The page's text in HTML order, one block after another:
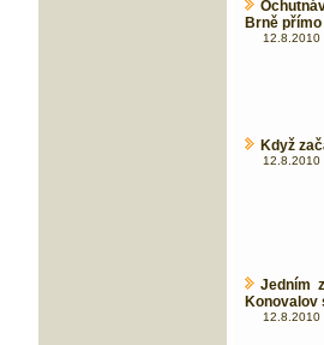
Brně
12.8.2010
Když
12.8.2010
Jedním
Konovalov
12.8.2010